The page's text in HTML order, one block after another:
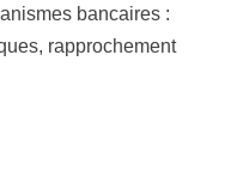
bancaires :
rapprochement